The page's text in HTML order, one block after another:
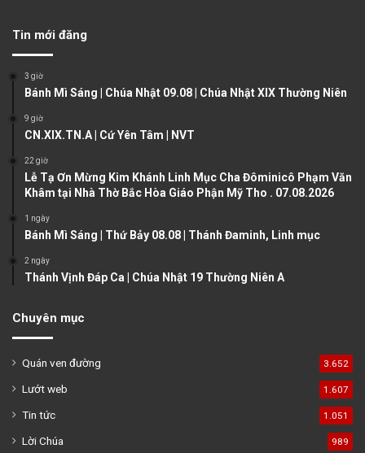
u
p
g
g
Tin mới đăng
3 giờ
Bánh Mì Sáng | Chúa Nhật 09.08 | Chúa Nhật XIX Thường Niên
9 giờ
CN.XIX.TN.A | Cứ Yên Tâm | NVT
22 giờ
Lễ Tạ Ơn Mừng Kim Khánh Linh Mục Cha Đôminicô Phạm Văn
Khâm tại Nhà Thờ Bắc Hòa Giáo Phận Mỹ Tho . 07.08.2026
1 ngày
Bánh Mì Sáng | Thứ Bảy 08.08 | Thánh Đaminh, Linh mục
2 ngày
Thánh Vịnh Đáp Ca | Chúa Nhật 19 Thường Niên A
Chuyên mục
Quán ven đường 3.652
Lướt web 1.607
Tin tức 1.051
Lời Chúa 989